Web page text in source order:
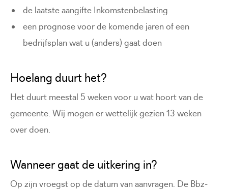
de laatste aangifte Inkomstenbelasting
een prognose voor de komende jaren of een
bedrijfsplan wat u (anders) gaat doen
Hoelang duurt het?
Het duurt meestal 5 weken voor u wat hoort van de
gemeente. Wij mogen er wettelijk gezien 13 weken
over doen.
Wanneer gaat de uitkering in?
Op zijn vroegst op de datum van aanvragen. De Bbz-